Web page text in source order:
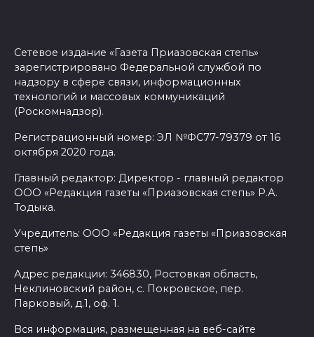
Сетевое издание «Газета Приазовская степь»
зарегистрировано Федеральной службой по
надзору в сфере связи, информационных
технологий и массовых коммуникаций
(Роскомнадзор).
Регистрационный номер: ЭЛ №ФС77-79379 от 16
октября 2020 года.
Главный редактор: Директор - главный редактор
ООО «Редакция газеты «Приазовская степь» Р.А.
Тодыка.
Учредитель: ООО «Редакция газеты «Приазовская
степь»
Адрес редакции: 346830, Ростовкая область,
Неклиновский район, с. Покровское, пер.
Парковый, д.1, оф. 1.
Вся информация, размещенная на веб-сайте